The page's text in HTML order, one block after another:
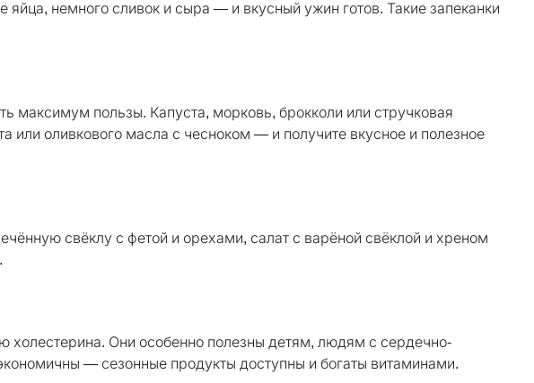
немного сливок и сыра — и вкусный ужин готов. Такие запеканки
максимум пользы. Капуста, морковь, брокколи или стручковая
или оливкового масла с чесноком — и получите вкусное и полезное
свёклу с фетой и орехами, салат с варёной свёклой и хреном
Они особенно полезны детям, людям с сердечно-
— сезонные продукты доступны и богаты витаминами.